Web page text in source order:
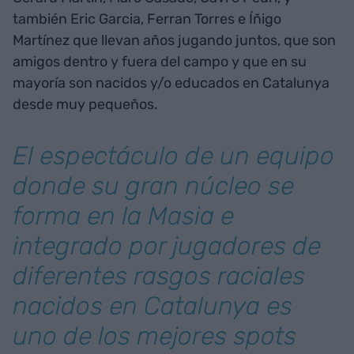
también Eric Garcia, Ferran Torres e Íñigo
Martínez que llevan años jugando juntos, que son
amigos dentro y fuera del campo y que en su
mayoría son nacidos y/o educados en Catalunya
desde muy pequeños.
El espectáculo de un equipo
donde su gran núcleo se
forma en la Masia e
integrado por jugadores de
diferentes rasgos raciales
nacidos en Catalunya es
uno de los mejores spots